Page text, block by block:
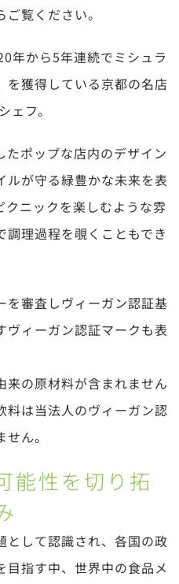
ご覧ください。
年から5年連続でミシュラ
を獲得している京都の名店
ェフ。
たポップな店内のデザイン
ルが守る緑豊かな未来を表
ニックを楽しむような雰
理過程を覗くこともでき
を審査しヴィーガン認証基
ヴィーガン認証マークも表
の原材料が含まれません
料は当法人のヴィーガン認
ん。
能性を切り拓
として認識され、各国の政
目指す中、世界中の食品メ